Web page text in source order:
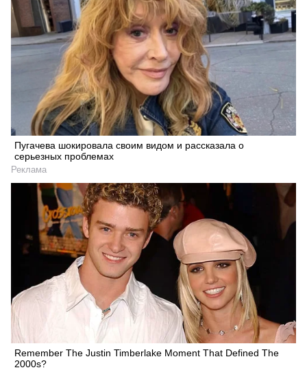
Пугачева шокировала своим видом и рассказала о
серьезных проблемах
Реклама
Remember The Justin Timberlake Moment That Defined The
2000s?